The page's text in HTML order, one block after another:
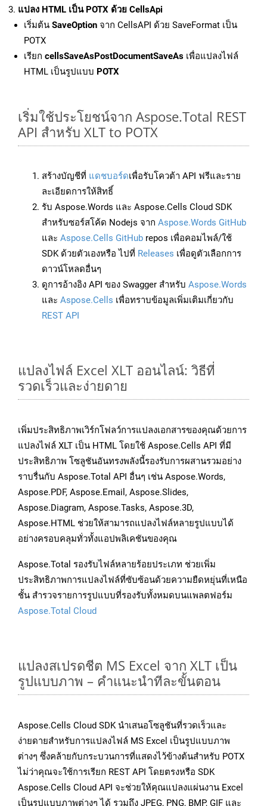
แปลง HTML เป็น POTX ด้วย CellsApi
เริ่มต้น SaveOption จาก CellsAPI ด้วย SaveFormat เป็น
POTX
เรียก cellsSaveAsPostDocumentSaveAs เพื่อแปลงไฟล์
HTML เป็นรูปแบบ POTX
เริ่มใช้ประโยชน์จาก Aspose.Total REST
API สำหรับ XLT to POTX
สร้างบัญชีที่ แดชบอร์ดเพื่อรับโควต้า API ฟรีและราย
ละเอียดการให้สิทธิ์
รับ Aspose.Words และ Aspose.Cells Cloud SDK
สำหรับซอร์สโค้ด Nodejs จาก Aspose.Words GitHub
และ Aspose.Cells GitHub repos เพื่อคอมไพล์/ใช้
SDK ด้วยตัวเองหรือ ไปที่ Releases เพื่อดูตัวเลือกการ
ดาวน์โหลดอื่นๆ
ดูการอ้างอิง API ของ Swagger สำหรับ Aspose.Words
และ Aspose.Cells เพื่อทราบข้อมูลเพิ่มเติมเกี่ยวกับ
REST API
แปลงไฟล์ Excel XLT ออนไลน์: วิธีที่
รวดเร็วและง่ายดาย
เพิ่มประสิทธิภาพเวิร์กโฟลว์การแปลงเอกสารของคุณด้วยการ
แปลงไฟล์ XLT เป็น HTML โดยใช้ Aspose.Cells API ที่มี
ประสิทธิภาพ โซลูชันอันทรงพลังนี้รองรับการผสานรวมอย่าง
ราบรื่นกับ Aspose.Total API อื่นๆ เช่น Aspose.Words,
Aspose.PDF, Aspose.Email, Aspose.Slides,
Aspose.Diagram, Aspose.Tasks, Aspose.3D,
Aspose.HTML ช่วยให้สามารถแปลงไฟล์หลายรูปแบบได้
อย่างครอบคลุมทั่วทั้งแอปพลิเคชันของคุณ
Aspose.Total รองรับไฟล์หลายร้อยประเภท ช่วยเพิ่ม
ประสิทธิภาพการแปลงไฟล์ที่ซับซ้อนด้วยความยืดหยุ่นที่เหนือ
ชั้น สำรวจรายการรูปแบบที่รองรับทั้งหมดบนแพลตฟอร์ม
Aspose.Total Cloud
แปลงสเปรดชีต MS Excel จาก XLT เป็น
รูปแบบภาพ – คำแนะนำทีละขั้นตอน
Aspose.Cells Cloud SDK นำเสนอโซลูชันที่รวดเร็วและ
ง่ายดายสำหรับการแปลงไฟล์ MS Excel เป็นรูปแบบภาพ
ต่างๆ ซึ่งคล้ายกับกระบวนการที่แสดงไว้ข้างต้นสำหรับ POTX
ไม่ว่าคุณจะใช้การเรียก REST API โดยตรงหรือ SDK
Aspose.Cells Cloud API จะช่วยให้คุณแปลงแผ่นงาน Excel
เป็นรูปแบบภาพต่างๆ ได้ รวมถึง JPEG, PNG, BMP, GIF และ